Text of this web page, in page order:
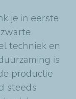
je in eerste
techniek en
is
productie
steeds